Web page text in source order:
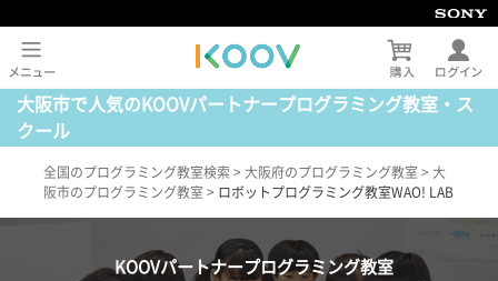
大阪市で人気のKOOVパートナープログラミング教室・ス
クール
全国のプログラミング教室検索 > 大阪府のプログラミング教室 > 大
阪市のプログラミング教室 > ロボットプログラミング教室WAO! LAB
KOOVパートナープログラミング教室